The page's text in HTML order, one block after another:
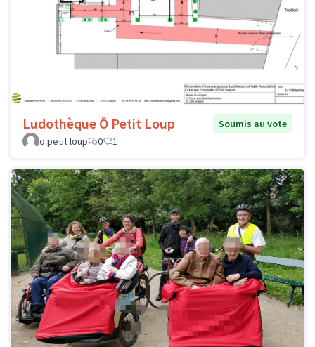
Ludothèque Ô Petit Loup
Soumis au vote
o petit loup
0 1